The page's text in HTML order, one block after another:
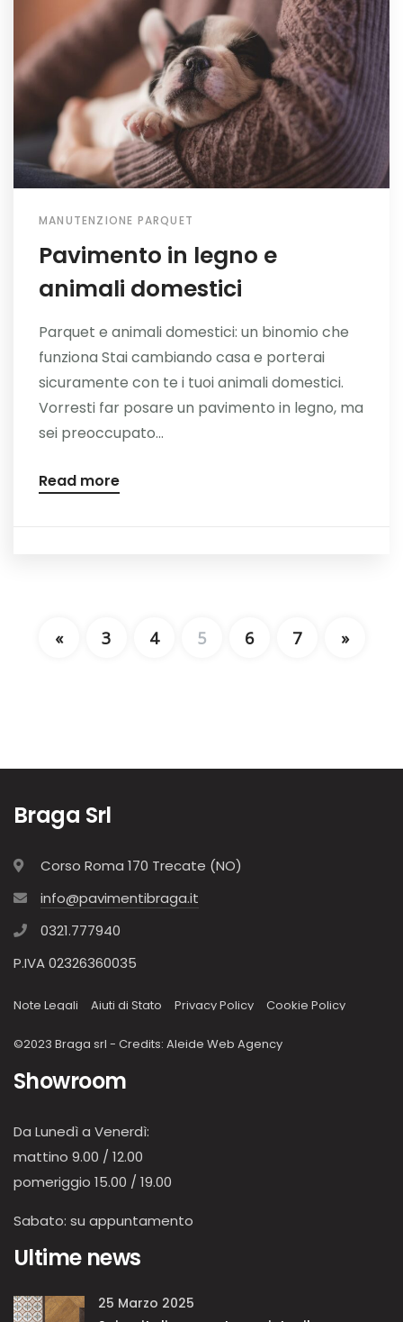
MANUTENZIONE PARQUET
Pavimento in legno e
animali domestici
Parquet e animali domestici: un binomio che
funziona Stai cambiando casa e porterai
sicuramente con te i tuoi animali domestici.
Vorresti far posare un pavimento in legno, ma
sei preoccupato...
Read more
« 3 4 5 6 7 »
Braga Srl
Corso Roma 170 Trecate (NO)
info@pavimentibraga.it
0321.777940
P.IVA 02326360035
Note Legali Aiuti di Stato Privacy Policy Cookie Policy
©2023 Braga srl - Credits: Aleide Web Agency
Showroom
Da Lunedì a Venerdì:
mattino 9.00 / 12.00
pomeriggio 15.00 / 19.00
Sabato: su appuntamento
Ultime news
25 Marzo 2025